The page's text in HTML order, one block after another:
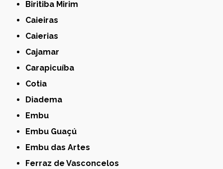
Biritiba Mirim
Caieiras
Caierias
Cajamar
Carapicuíba
Cotia
Diadema
Embu
Embu Guaçú
Embu das Artes
Ferraz de Vasconcelos